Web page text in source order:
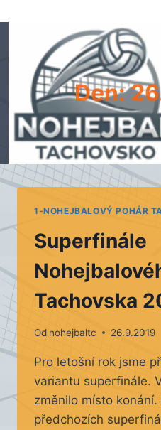
Den:
1-NOHEJBALOVÝ POHÁR
Superfinále
Tachovska
Od nohejbaltc 26.9.2019
Pro letošní rok jsme
variantu superfinále.
změnilo místo konání.
předchozích